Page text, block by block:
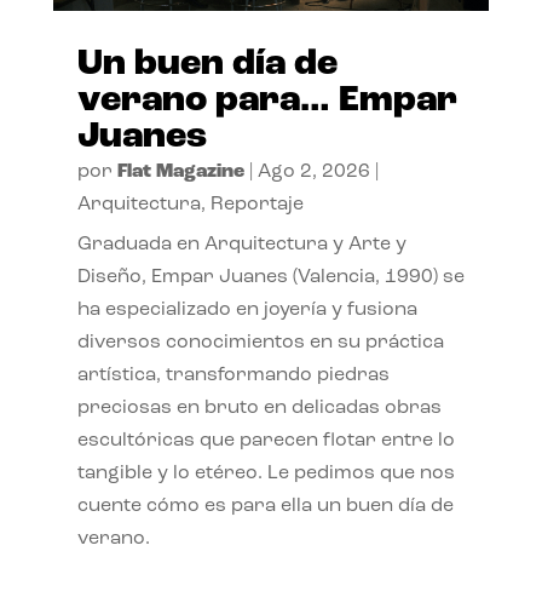
Un buen día de
verano para… Empar
Juanes
por Flat Magazine| Ago 2, 2026
Arquitectura, Reportaje
Graduada en Arquitectura y Arte y
Diseño, Empar Juanes (Valencia, 1990) se
ha especializado en joyería y fusiona
diversos conocimientos en su práctica
artística, transformando piedras
preciosas en bruto en delicadas obras
escultóricas que parecen flotar entre lo
tangible y lo etéreo. Le pedimos que nos
cuente cómo es para ella un buen día de
verano.